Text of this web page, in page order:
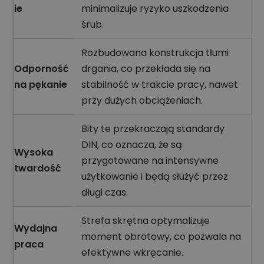
ie
minimalizuje ryzyko uszkodzenia
śrub.
Odporność
na pękanie
Rozbudowana konstrukcja tłumi
drgania, co przekłada się na
stabilność w trakcie pracy, nawet
przy dużych obciążeniach.
Wysoka
twardość
Bity te przekraczają standardy
DIN, co oznacza, że są
przygotowane na intensywne
użytkowanie i będą służyć przez
długi czas.
Wydajna
praca
Strefa skrętna optymalizuje
moment obrotowy, co pozwala na
efektywne wkręcanie.